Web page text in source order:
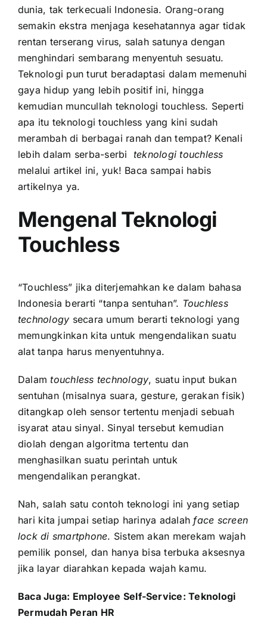
dunia, tak terkecuali Indonesia. Orang-orang
semakin ekstra menjaga kesehatannya agar tidak
rentan terserang virus, salah satunya dengan
menghindari sembarang menyentuh sesuatu.
Teknologi pun turut beradaptasi dalam memenuhi
gaya hidup yang lebih positif ini, hingga
kemudian muncullah teknologi touchless. Seperti
apa itu teknologi touchless yang kini sudah
merambah di berbagai ranah dan tempat? Kenali
lebih dalam serba-serbiteknologi touchless
melalui artikel ini, yuk! Baca sampai habis
artikelnya ya.
Mengenal Teknologi
Touchless
“Touchless” jika diterjemahkan ke dalam bahasa
Indonesia berarti “tanpa sentuhan”. Touchless
technology secara umum berarti teknologi yang
memungkinkan kita untuk mengendalikan suatu
alat tanpa harus menyentuhnya.
Dalamtouchless technology, suatu input bukan
sentuhan (misalnya suara, gesture, gerakan fisik)
ditangkap oleh sensor tertentu menjadi sebuah
isyarat atau sinyal. Sinyal tersebut kemudian
diolah dengan algoritma tertentu dan
menghasilkan suatu perintah untuk
mengendalikan perangkat.
Nah, salah satu contoh teknologi ini yang setiap
hari kita jumpai setiap harinya adalahface screen
lock di smartphone. Sistem akan merekam wajah
pemilik ponsel, dan hanya bisa terbuka aksesnya
jika layar diarahkan kepada wajah kamu.
Baca Juga: Employee Self-Service: Teknologi
Permudah Peran HR